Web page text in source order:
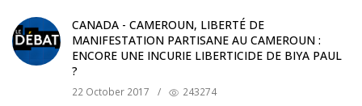
CANADA - CAMEROUN, LIBERTÉ DE
MANIFESTATION PARTISANE AU CAMEROUN :
ENCORE UNE INCURIE LIBERTICIDE DE BIYA PAUL
?
22 October 2017 / 243274